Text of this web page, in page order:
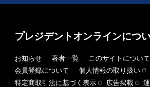
プレジデントオンラインにつ
お知らせ 著者一覧
このサイトについて
会員登録について
個人情報の取り扱い
特定商取引法に基づく表示
広告掲載